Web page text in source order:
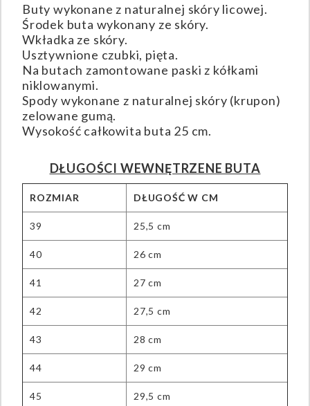
Buty wykonane z naturalnej skóry licowej.
Środek buta wykonany ze skóry.
Wkładka ze skóry.
Usztywnione czubki, pięta.
Na butach zamontowane paski z kółkami
niklowanymi.
Spody wykonane z naturalnej skóry (krupon)
zelowane gumą.
Wysokość całkowita buta 25 cm.
DŁUGOŚCI WEWNĘTRZENE BUTA
ROZMIAR DŁUGOŚĆ W CM
39 25,5 cm
40 26 cm
41 27 cm
42 27,5 cm
43 28 cm
44 29 cm
45 29,5 cm